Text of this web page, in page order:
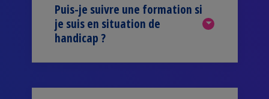
Puis-je suivre une formation si
je suis en situation de
handicap ?